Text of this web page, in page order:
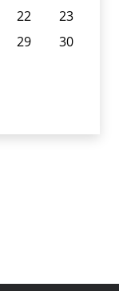
22
23
29
30